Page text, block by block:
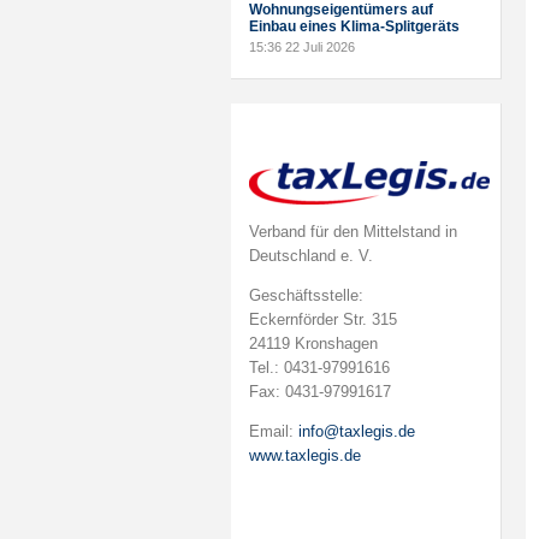
Wohnungseigentümers auf
Einbau eines Klima-Splitgeräts
15:36 22 Juli 2026
Verband für den Mittelstand in
Deutschland e. V.
Geschäftsstelle:
Eckernförder Str. 315
24119 Kronshagen
Tel.: 0431-97991616
Fax: 0431-97991617
Email: info@taxlegis.de
www.taxlegis.de